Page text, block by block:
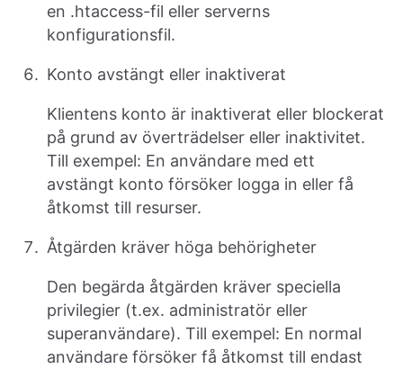
en .htaccess-fil eller serverns
konfigurationsfil.
Konto avstängt eller inaktiverat
Klientens konto är inaktiverat eller blockerat
på grund av överträdelser eller inaktivitet.
Till exempel: En användare med ett
avstängt konto försöker logga in eller få
åtkomst till resurser.
Åtgärden kräver höga behörigheter
Den begärda åtgärden kräver speciella
privilegier (t.ex. administratör eller
superanvändare). Till exempel: En normal
användare försöker få åtkomst till endast